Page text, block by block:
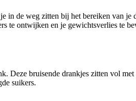
de weg zitten bij het bereiken van
te ontwijken en je gewichtsverlies te
Deze bruisende drankjes zitten vol
suikers.